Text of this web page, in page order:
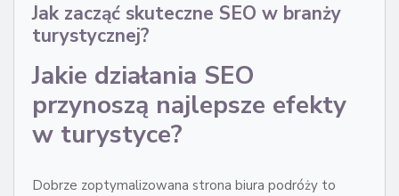
Jak zacząć skuteczne SEO w branży
turystycznej?
Jakie działania SEO
przynoszą najlepsze efekty
w turystyce?
Dobrze zoptymalizowana strona biura podróży to